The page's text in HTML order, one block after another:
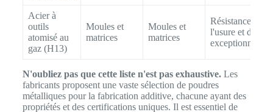
Acier à
outils
atomisé au
gaz (H13)
Moules et
matrices
Moules et
matrices
Résistance à
l'usure et dureté
exceptionnelles
N'oubliez pas que cette liste n'est pas exhaustive.Les
fabricants proposent une vaste sélection de poudres
métalliques pour la fabrication additive, chacune ayant des
propriétés et des certifications uniques. Il est essentiel de